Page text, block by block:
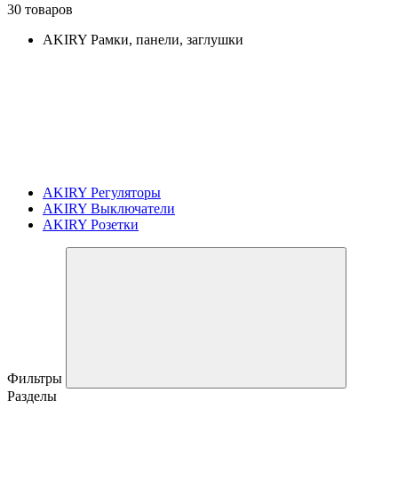
30 товаров
AKIRY Рамки, панели, заглушки
AKIRY Регуляторы
AKIRY Выключатели
AKIRY Розетки
Фильтры
Разделы